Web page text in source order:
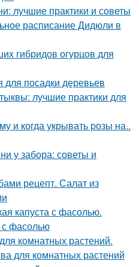
лучшие практики и советы
расписание Дидюли в
гибридов огурцов для
посадки деревьев
лучшие практики для
и когда укрывать розы на..
у забора: советы и
рецепт. Салат из
капуста с фасолью.
с фасолью
комнатных растений.
для комнатных растений